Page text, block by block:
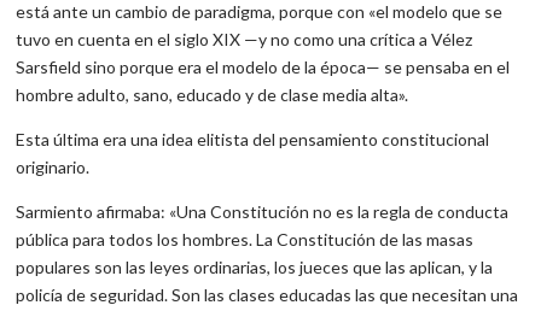
está ante un cambio de paradigma, porque con «el modelo que se
tuvo en cuenta en el siglo XIX —y no como una crítica a Vélez
Sarsfield sino porque era el modelo de la época— se pensaba en el
hombre adulto, sano, educado y de clase media alta».
Esta última era una idea elitista del pensamiento constitucional
originario.
Sarmiento afirmaba: «Una Constitución no es la regla de conducta
pública para todos los hombres. La Constitución de las masas
populares son las leyes ordinarias, los jueces que las aplican, y la
policía de seguridad. Son las clases educadas las que necesitan una